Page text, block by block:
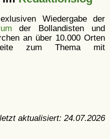
Wiedergabe der
der Bollandisten und
an über 10.000 Orten
zum Thema mit
aktualisiert: 24.07.2026